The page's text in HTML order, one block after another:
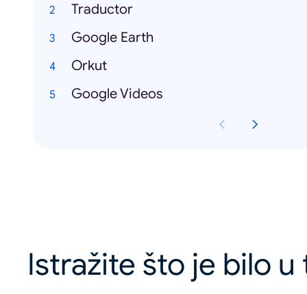
Traductor
Google Earth
Orkut
Google Videos
Istražite što je bilo